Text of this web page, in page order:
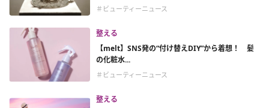
＃ビューティーニュース
整える
【melt】SNS発の“付け替えDIY”から着想！ 髪
の化粧水...
＃ビューティーニュース
整える